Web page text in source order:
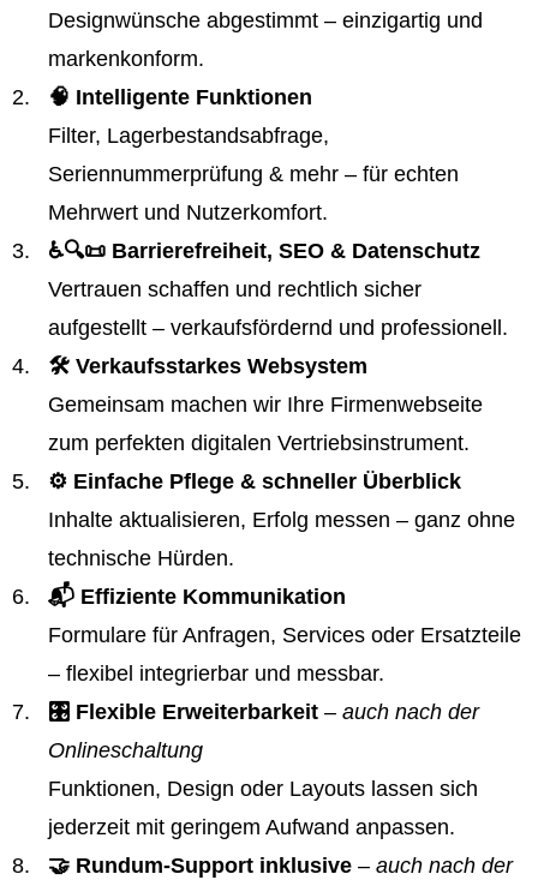
Designwünsche abgestimmt – einzigartig und
markenkonform.
🧠 Intelligente Funktionen
Filter, Lagerbestandsabfrage,
Seriennummerprüfung & mehr – für echten
Mehrwert und Nutzerkomfort.
♿️🔍📜 Barrierefreiheit, SEO & Datenschutz
Vertrauen schaffen und rechtlich sicher
aufgestellt – verkaufsfördernd und professionell.
🛠️ Verkaufsstarkes Websystem
Gemeinsam machen wir Ihre Firmenwebseite
zum perfekten digitalen Vertriebsinstrument.
⚙️ Einfache Pflege & schneller Überblick
Inhalte aktualisieren, Erfolg messen – ganz ohne
technische Hürden.
📬 Effiziente Kommunikation
Formulare für Anfragen, Services oder Ersatzteile
– flexibel integrierbar und messbar.
🎛️ Flexible Erweiterbarkeit – auch nach der
Onlineschaltung
Funktionen, Design oder Layouts lassen sich
jederzeit mit geringem Aufwand anpassen.
🤝 Rundum-Support inklusive – auch nach der